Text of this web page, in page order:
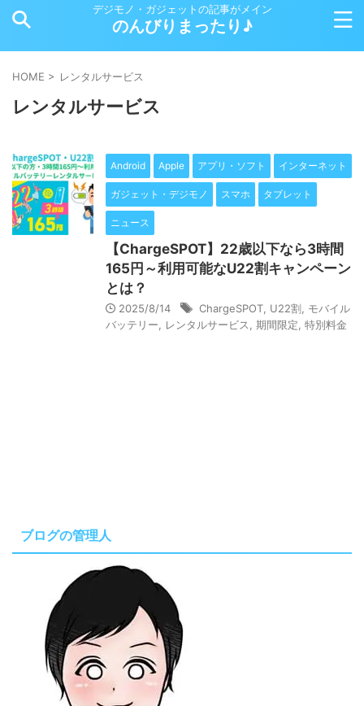
デジモノ・ガジェットの記事がメイン
のんびりまったり♪
HOME > レンタルサービス
レンタルサービス
Android Apple アプリ・ソフト インターネット
ガジェット・デジモノ スマホ タブレット
ニュース
【ChargeSPOT】22歳以下なら3時間
165円～利用可能なU22割キャンペーン
とは？
2025/8/14 ChargeSPOT U22割
モバイル
バッテリー
レンタルサービス 期間限定 特別料金
ブログの管理人